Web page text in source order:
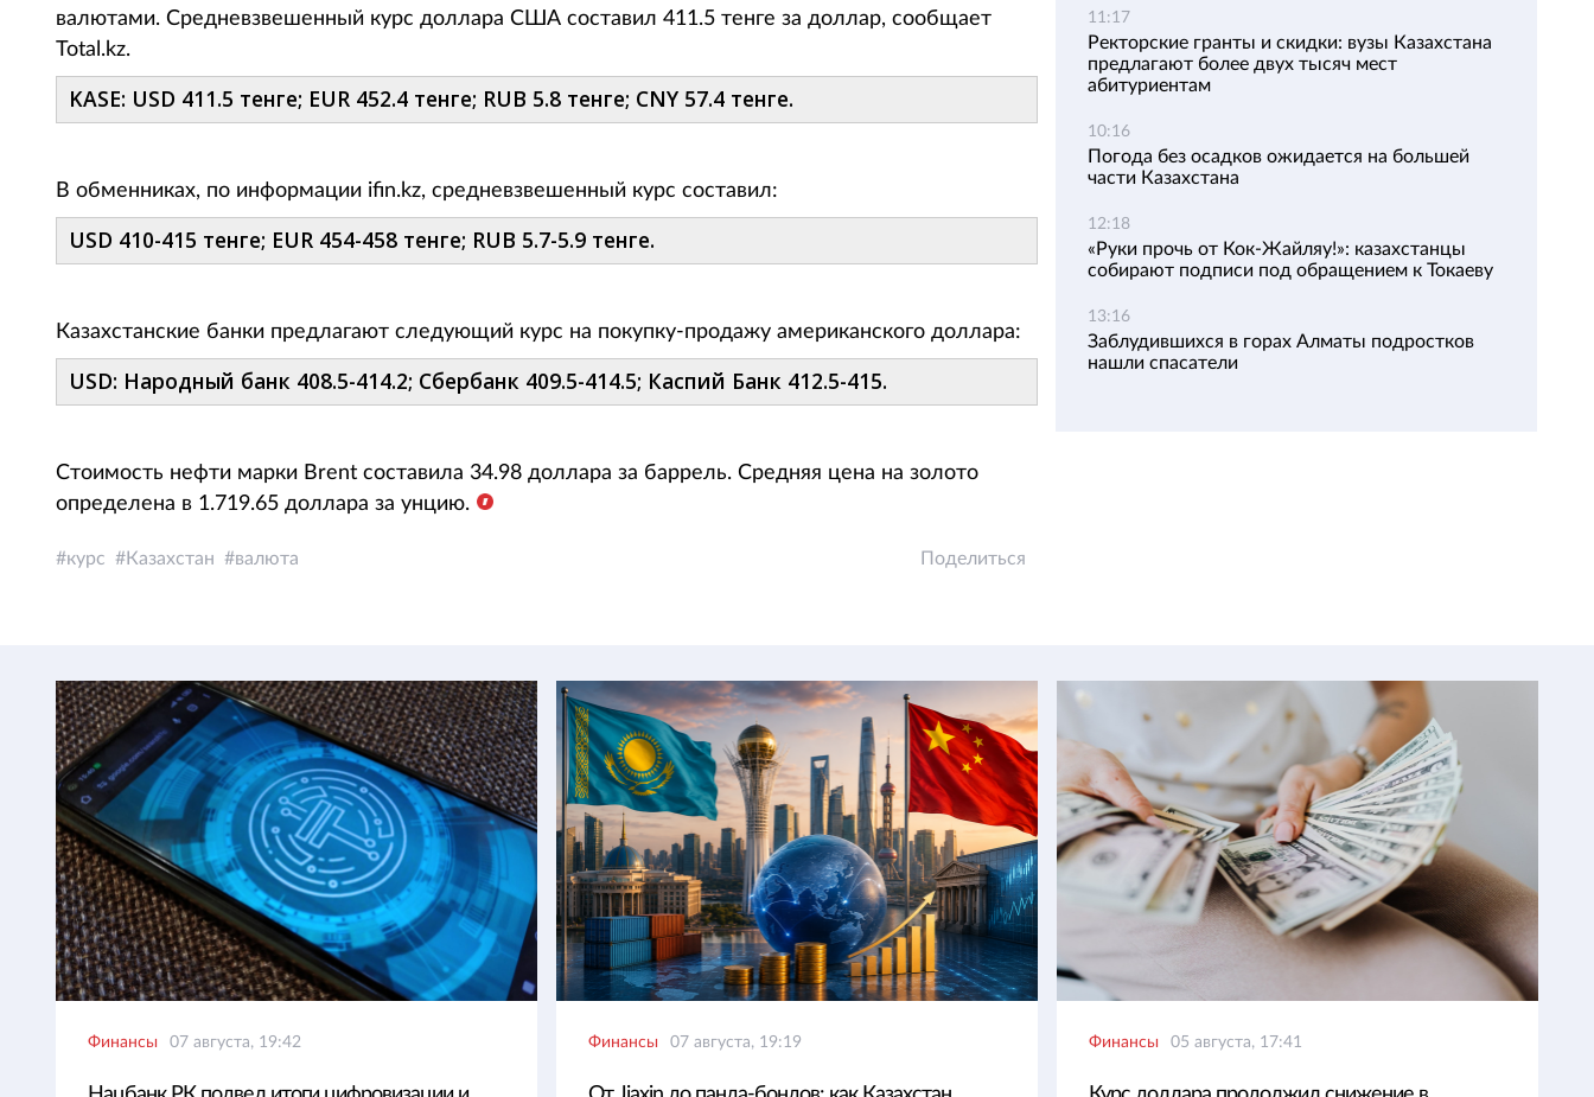
валютами. Средневзвешенный курс доллара США составил 411.5 тенге за доллар, сообщает
Total.kz.
KASE: USD 411.5 тенге; EUR 452.4 тенге; RUB 5.8 тенге; CNY 57.4 тенге.
В обменниках, по информации ifin.kz, средневзвешенный курс составил:
USD 410-415 тенге; EUR 454-458 тенге; RUB 5.7-5.9 тенге.
Казахстанские банки предлагают следующий курс на покупку-продажу американского доллара:
USD: Народный банк 408.5-414.2; Сбербанк 409.5-414.5; Каспий Банк 412.5-415.
Стоимость нефти марки Brent составила 34.98 доллара за баррель. Средняя цена на золото
определена в 1.719.65 доллара за унцию.
курс Казахстан валюта Поделиться
11:17
Ректорские гранты и скидки: вузы Казахстана
предлагают более двух тысяч мест
абитуриентам
10:16
Погода без осадков ожидается на большей
части Казахстана
12:18
«Руки прочь от Кок-Жайляу!»: казахстанцы
собирают подписи под обращением к Токаеву
13:16
Заблудившихся в горах Алматы подростков
нашли спасатели
Финансы 07 августа, 19:42 Финансы 07 августа, 19:19 Финансы 05 августа, 17:41